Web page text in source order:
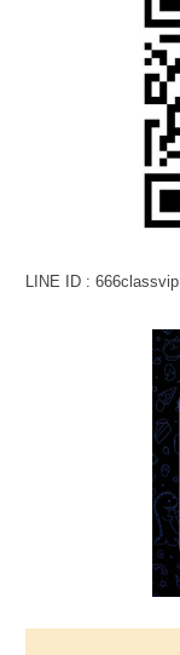
LINE ID : 666classvip